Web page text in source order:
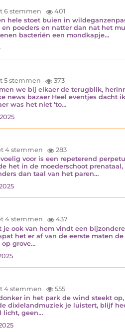
6 stemmen
401
hele stoet buien in
poeders en natter dan nat het
bacteriën een mondkapje…
5 stemmen
373
we bij elkaer de terugblik,
news bazaer Heel eventjes dacht
was het niet 'to…
4 stemmen
283
voor is een repeterend
het in de moederschoot
dan taal van het paren…
4 stemmen
437
je ook van hem vindt een
het er af van de eerste maten
op grove…
4 stemmen
555
in het park de wind steekt
dixielandmuziek je luistert, blijf
licht, geen…